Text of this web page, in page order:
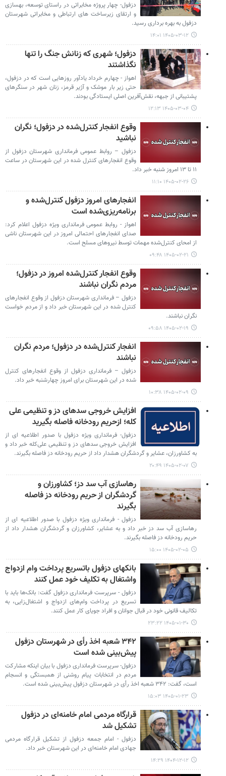
دزفول- چهار پروژه مخابراتی در راستای توسعه، بهسازی
و ارتقای زیرساخت های ارتباطی و مخابراتی شهرستان
دزفول به بهره برداری رسید.
۱۴۰۵-۰۳-۱۲ ۱۴:۰۱
دزفول؛ شهری که زنانش جنگ را تنها
نگذاشتند
اهواز - چهارم خرداد یادآور روزهایی است که در دزفول،
حتی زیر بار موشک و آژیر قرمز، زنان شهر در سنگرهای
پشتیبانی از جبهه، نقش‌آفرین اصلی ایستادگی بودند.
۱۴۰۵-۰۳-۰۴ ۱۲:۱۳
وقوع انفجار کنترل‌شده در دزفول؛ نگران
نباشید
دزفول – روابط عمومی فرمانداری شهرستان دزفول از
وقوع انفجارهای کنترل شده در این شهرستان در ساعت
۱۱ تا ۱۳ امروز شنبه خبر داد.
۱۴۰۵-۰۲-۲۶ ۱۱:۱۰
انفجارهای امروز دزفول کنترل‌شده و
برنامه‌ریزی‌شده است
اهواز - روابط عمومی فرمانداری ویژه دزفول اعلام کرد:
صدای انفجارهای احتمالی امروز در این شهرستان ناشی
از امحای کنترل‌شده مهمات توسط نیروهای مسلح است.
۱۴۰۵-۰۲-۲۱ ۰۹:۴۸
وقوع انفجار کنترل‌شده امروز در دزفول؛
مردم نگران نباشند
دزفول – فرمانداری شهرستان دزفول از وقوع انفجارهای
کنترل شده در این شهرستان خبر داد و از مردم خواست
نگران نباشند.
۱۴۰۵-۰۲-۱۹ ۰۹:۵۸
انفجار کنترل‌شده در دزفول؛ مردم نگران
نباشند
دزفول – فرمانداری دزفول از وقوع انفجارهای کنترل
شده در این شهرستان برای امروز چهارشنبه خبر داد.
۱۴۰۵-۰۲-۰۹ ۱۰:۳۸
افزایش خروجی سدهای دز و تنظیمی علی
کله؛ ازحریم رودخانه فاصله بگیرید
دزفول- فرمانداری ویژه دزفول با صدور اطلاعیه ای از
افزایش خروجی سدهای دز و تنظیمی علی‌کله خبر داد و
به کشاورزان، عشایر و گردشگران هشدار داد از حریم رودخانه دز فاصله بگیرند.
۱۴۰۵-۰۲-۰۷ ۲۰:۴۹
رهاسازی آب سد دز؛ کشاورزان و
گردشگران از حریم رودخانه دز فاصله
بگیرند
دزفول - فرمانداری ویژه دزفول با صدور اطلاعیه ای از
رهاسازی آب سد دز خبر داد و به عشایر، کشاورزان و گردشگران هشدار داد از
حریم رودخانه دز فاصله بگیرند.
۱۴۰۵-۰۲-۰۵ ۱۵:۰۰
بانکهای دزفول باتسریع پرداخت وام‌ ازدواج
واشتغال به تکلیف خود عمل کنند
دزفول - سرپرست فرمانداری دزفول گفت: بانک‌ها باید با
تسریع در پرداخت وام‌های ازدواج و اشتغال‌زایی، به
تکالیف قانونی خود در قبال جوانان و افراد جویای کار عمل کنند.
۱۴۰۵-۰۱-۳۰ ۲۳:۲۲
۳۴۲ شعبه اخذ رأی در شهرستان دزفول
پیش‌بینی شده است
دزفول- سرپرست فرمانداری دزفول با بیان اینکه مشارکت
مردم در انتخابات پیام روشنی از همبستگی و انسجام
است، گفت: ۳۴۲ شعبه اخذ رأی در شهرستان دزفول پیش‌بینی شده است.
۱۴۰۵-۰۱-۲۳ ۱۵:۰۳
قرارگاه مردمی امام خامنه‌ای در دزفول
تشکیل شد
دزفول - امام جمعه دزفول از تشکیل قرارگاه مردمی
جهادی امام خامنه‌ای در این شهرستان خبر داد.
۱۴۰۴-۱۲-۱۲ ۱۴:۲۹